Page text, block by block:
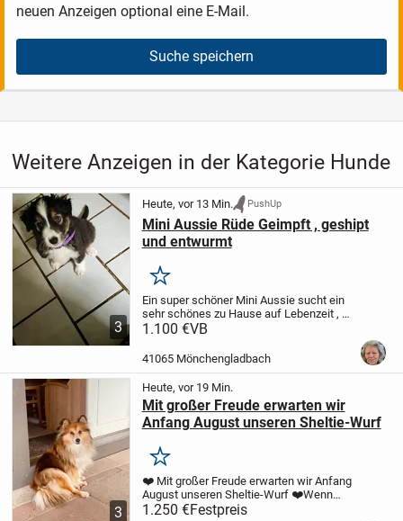
neuen Anzeigen optional eine E-Mail.
Suche speichern
Weitere Anzeigen in der Kategorie Hunde
3
Heute, vor 13 Min. PushUp
Mini Aussie Rüde Geimpft , geshipt
und entwurmt
Merken
Ein super schöner Mini Aussie sucht ein
sehr schönes zu Hause auf Lebenzeit , es
ist ein Rüde und ist mit Mutter und
gutes Wesen , er mag Kinder und auch
1.100 €VB
41065 Mönchengladbach
3
Heute, vor 19 Min.
Mit großer Freude erwarten wir
Anfang August unseren Sheltie-Wurf
Merken
❤️ Mit großer Freude erwarten wir Anfang
August unseren Sheltie-Wurf ❤️Wenn
alles weiterhin gut verläuft, dürfen wir uns
1.250 €Festpreis